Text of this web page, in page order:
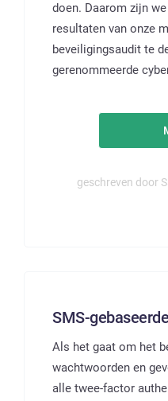
doen. Daarom zijn
resultaten van onze
beveiligingsaudit te
gerenommeerde
geschreven door
SMS-
Als het gaat om het
wachtwoorden en
alle twee-factor